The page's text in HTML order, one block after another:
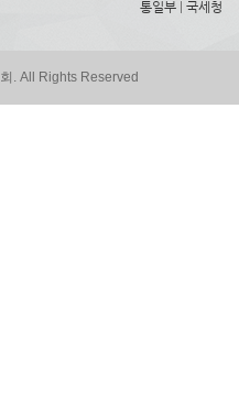
통일부 국세청
. All Rights Reserved